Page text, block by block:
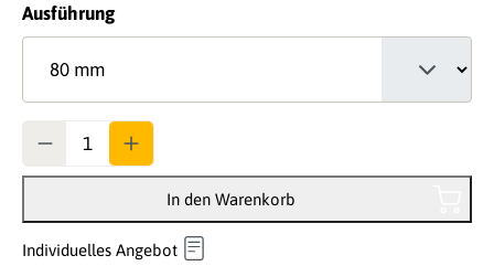
Ausführungauswählen
In den Warenkorb
Individuelles Angebot